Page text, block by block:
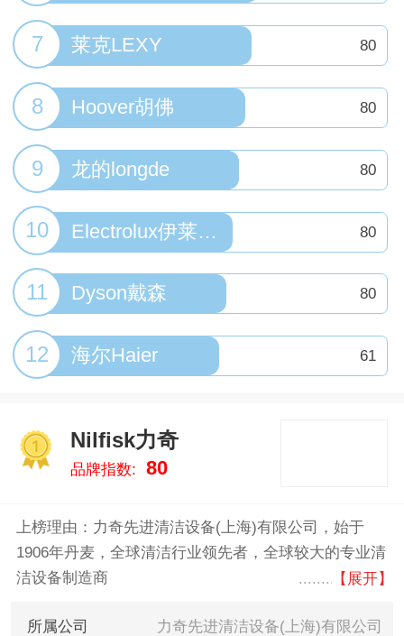
7 莱克LEXY 80
8 Hoover胡佛 80
9 龙的longde 80
10 Electrolux伊莱克斯 80
11 Dyson戴森 80
12 海尔Haier 61
Nilfisk力奇
品牌指数: 80
上榜理由：力奇先进清洁设备(上海)有限公司，始于
1906年丹麦，全球清洁行业领先者，全球较大的专业清
洁设备制造商
【展开】
所属公司 力奇先进清洁设备(上海)有限公司